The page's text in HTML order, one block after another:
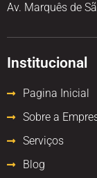
Av. Marquês de
Institucional
Pagina Inicial
Sobre a
Serviços
Blog